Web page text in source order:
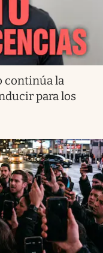
continúa la
para los